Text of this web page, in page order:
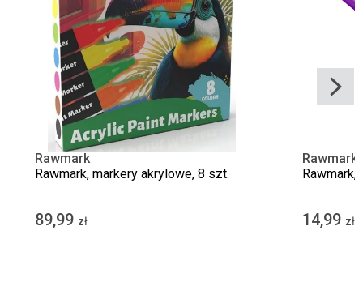
Rawmark
Rawmark, markery akrylowe, 8 szt.
89,99 zł
Rawmark
Rawmark,
14,99 zł